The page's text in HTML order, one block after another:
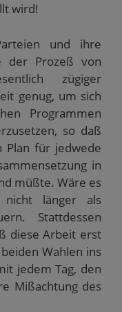
wird!
und ihre
der Prozeß von
zügiger
genug, um sich
Programmen
so daß
Plan für jedwede
in
müßte. Wäre es
länger als
Stattdessen
diese Arbeit erst
Wahlen ins
jedem Tag, den
Mißachtung des